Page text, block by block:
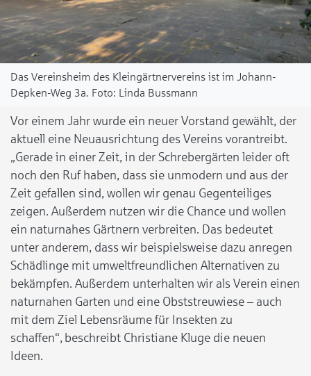
Das Vereinsheim des Kleingärtnervereins ist im Johann-
Depken-Weg 3a.
Linda Bussmann
Vor einem Jahr wurde ein neuer Vorstand gewählt, der
aktuell eine Neuausrichtung des Vereins vorantreibt.
„Gerade in einer Zeit, in der Schrebergärten leider oft
noch den Ruf haben, dass sie unmodern und aus der
Zeit gefallen sind, wollen wir genau Gegenteiliges
zeigen. Außerdem nutzen wir die Chance und wollen
ein naturnahes Gärtnern verbreiten. Das bedeutet
unter anderem, dass wir beispielsweise dazu anregen
Schädlinge mit umweltfreundlichen Alternativen zu
bekämpfen. Außerdem unterhalten wir als Verein einen
naturnahen Garten und eine Obststreuwiese – auch
mit dem Ziel Lebensräume für Insekten zu
schaffen“, beschreibt Christiane Kluge die neuen
Ideen.